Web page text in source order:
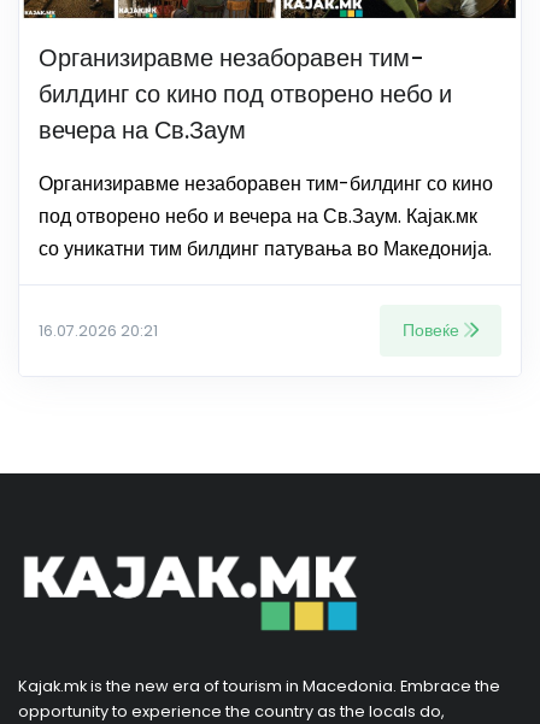
Организиравме незаборавен тим-
билдинг со кино под отворено небо и
вечера на Св.Заум
Организиравме незаборавен тим-билдинг со кино
под отворено небо и вечера на Св.Заум. Кајак.мк
со уникатни тим билдинг патувања во Македонија.
16.07.2026 20:21 Повеќе
Kajak.mk is the new era of tourism in Macedonia. Embrace the
opportunity to experience the country as the locals do,